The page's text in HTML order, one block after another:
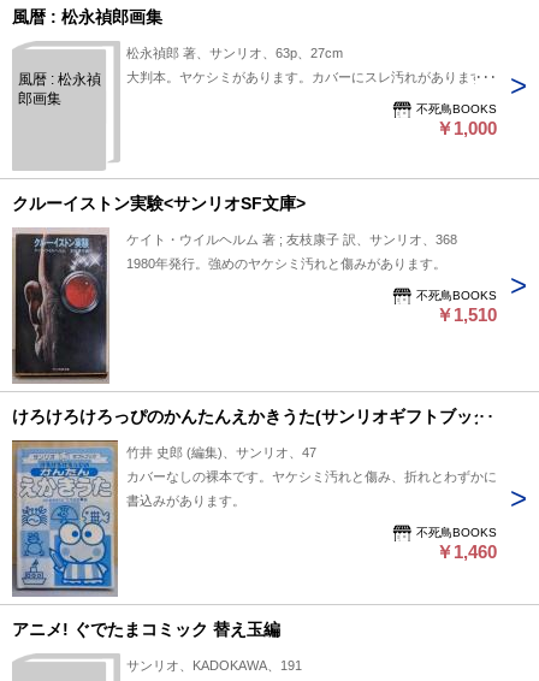
風暦 : 松永禎郎画集
風暦 : 松永禎
郎画集
松永禎郎 著、サンリオ、63p、27cm
大判本。ヤケシミがあります。カバーにスレ汚れがあります。
不死鳥BOOKS
￥1,000
クルーイストン実験<サンリオSF文庫>
ケイト・ウイルヘルム 著 ; 友枝康子 訳、サンリオ、368
1980年発行。強めのヤケシミ汚れと傷みがあります。
不死鳥BOOKS
￥1,510
けろけろけろっぴのかんたんえかきうた(サンリオギフトブック)
竹井 史郎 (編集)、サンリオ、47
カバーなしの裸本です。ヤケシミ汚れと傷み、折れとわずかに
書込みがあります。
不死鳥BOOKS
￥1,460
アニメ! ぐでたまコミック 替え玉編
サンリオ、KADOKAWA、191